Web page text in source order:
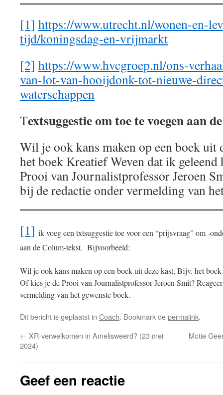
[1] https://www.utrecht.nl/wonen-en-
tijd/koningsdag-en-vrijmarkt
[2] https://www.hvcgroep.nl/ons-
van-lot-van-hooijdonk-tot-nieuwe-
waterschappen
Textsuggestie om toe te voegen aan
Wil je ook kans maken op een boek uit
het boek Kreatief Weven dat ik geleend
Prooi van Journalistprofessor Jeroen
bij de redactie onder vermelding van
[1] ik voeg een txtsuggestie toe voor een “prijsvraag”om -
aan de Colum-tekst. Bijvoorbeeld:
Wil je ook kans maken op een boek uit deze kast, Bijv. het
Of kies je de Prooi van Journalistprofessor Jeroen Smit?
vermelding van het gewenste boek.
Dit bericht is geplaatst in Coach. Bookmark depermalink.
← XR-verwelkomen in Amelisweerd? (23 mei
2024)
Motie
Geef een reactie